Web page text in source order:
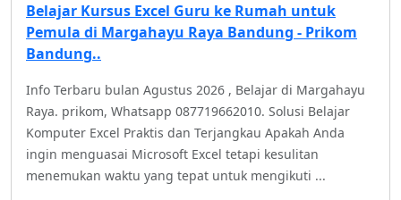
Belajar Kursus Excel Guru ke Rumah untuk
Pemula di Margahayu Raya Bandung - Prikom
Bandung..
Info Terbaru bulan Agustus 2026 , Belajar di Margahayu
Raya. prikom, Whatsapp 087719662010. Solusi Belajar
Komputer Excel Praktis dan Terjangkau Apakah Anda
ingin menguasai Microsoft Excel tetapi kesulitan
menemukan waktu yang tepat untuk mengikuti ...